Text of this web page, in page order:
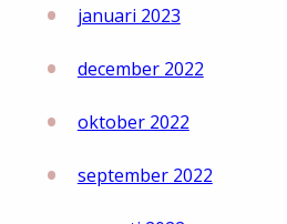
januari 2023
december 2022
oktober 2022
september 2022